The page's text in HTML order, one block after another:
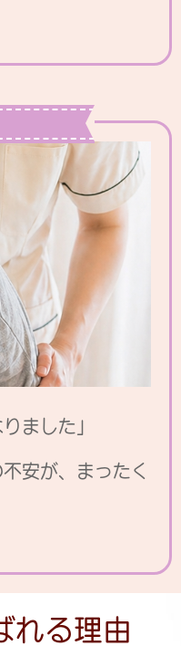
ました」
安が、まったく
れる理由